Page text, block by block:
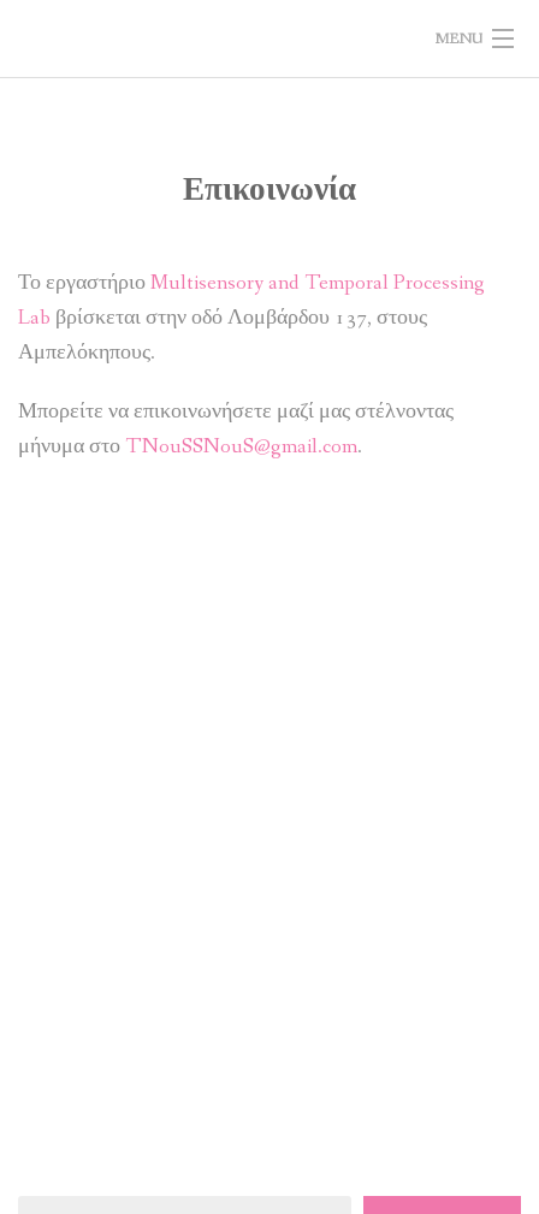
MENU
ΔΡΑΣΤΗΡΙΟΤΗΤΕΣ
ΑΞΙΟΛΟΓΗΣΗ
ΝΕΑ
ΕΠΙΚΟΙΝΩΝΙΑ
Επικοινωνία
Το εργαστήριοMultisensory and Temporal Processing
Lab βρίσκεται στην οδό Λομβάρδου 137, στους
Αμπελόκηπους.
Μπορείτε να επικοινωνήσετε μαζί μας στέλνοντας
μήνυμα στο TNouSSNouS@gmail.com.